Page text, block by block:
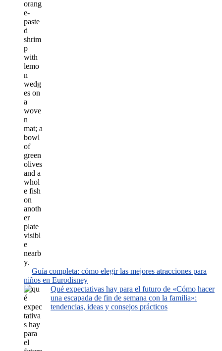
Guía completa: cómo elegir las mejores atracciones para
niños en Eurodisney
Qué expectativas hay para el futuro de «Cómo hacer
una escapada de fin de semana con la familia»:
tendencias, ideas y consejos prácticos